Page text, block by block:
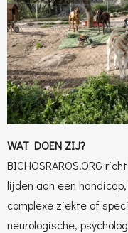
WAT DOEN ZIJ?
BICHOSRAROS.ORG
lijden aan een
complexe ziekte of
neurologische,